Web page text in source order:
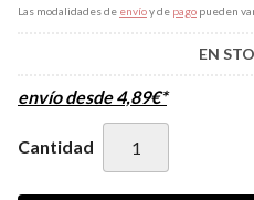
Las modalidades de envíoy de pago pueden
EN
envío desde4,89€*
Cantidad